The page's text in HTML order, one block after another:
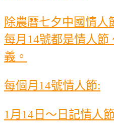
除農曆七夕中國情人
每月14號都是情人節
義。
每個月14號情人節:
1月14日～日記情人